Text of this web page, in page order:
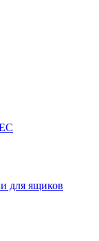
для ящиков